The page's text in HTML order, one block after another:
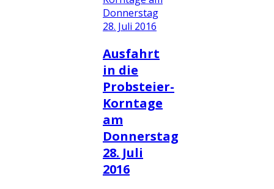
Ausfahrt
in die
Probsteier-
Korntage
am
Donnerstag
28. Juli
2016